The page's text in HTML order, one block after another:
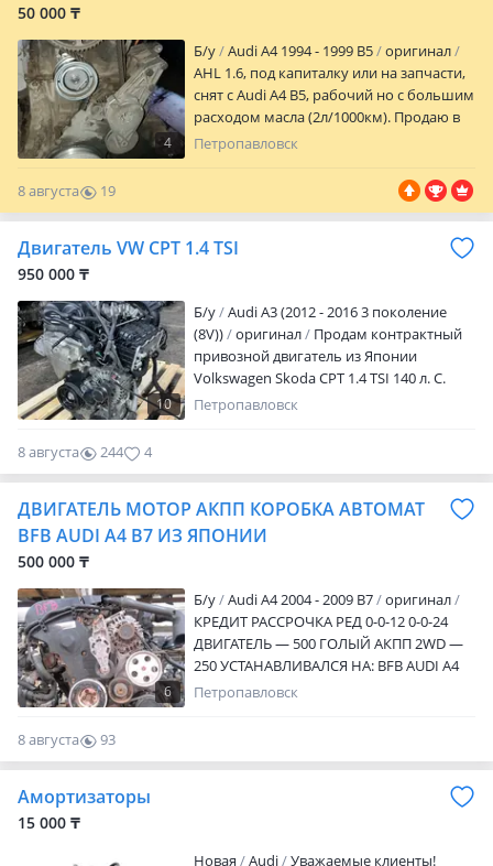
50 000 ₸
4
Б/y Audi A4 1994 - 1999 B5
оригинал
AHL 1.6, под капиталку или на запчасти,
снят с Audi A4 B5, рабочий но с большим
расходом масла (2л/1000км). Продаю в
сборе.
Петропавловск
8 августа
19
0
Двигатель VW CPT 1.4 TSI
950 000 ₸
10
Б/y
Audi A3 (2012 - 2016 3 поколение
(8V))
оригинал
Продам контрактный
привозной двигатель из Японии
Volkswagen Skoda CPT 1.4 TSI 140 л. C.
Осуществляется отправка во все
Петропавловск
8 августа 244 4
ДВИГАТЕЛЬ МОТОР АКПП КОРОБКА АВТОМАТ
BFB AUDI A4 B7 ИЗ ЯПОНИИ
500 000 ₸
6
Б/y Audi A4 2004 - 2009 B7
оригинал
КРЕДИТ РАССРОЧКА РЕД 0-0-12 0-0-24
ДВИГАТЕЛЬ — 500 ГОЛЫЙ АКПП 2WD —
250 УСТАНАВЛИВАЛСЯ НА: BFB AUDI A4
B7 ЦЕНА ЗА ДВИГАТЕЛЬ BFB ГОЛЫЙ БЕЗ
ПРОБЕГОМ! ПРЕДОСТАВЛЯЕМ ФОТО
Петропавловск
8 августа
93
0
Амортизаторы
15 000 ₸
Новая Audi
Уважаемые клиенты!